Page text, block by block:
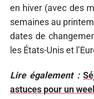
en hiver (avec des
semaines au
dates de
les États-Unis et
Lire également :
astuces pour un